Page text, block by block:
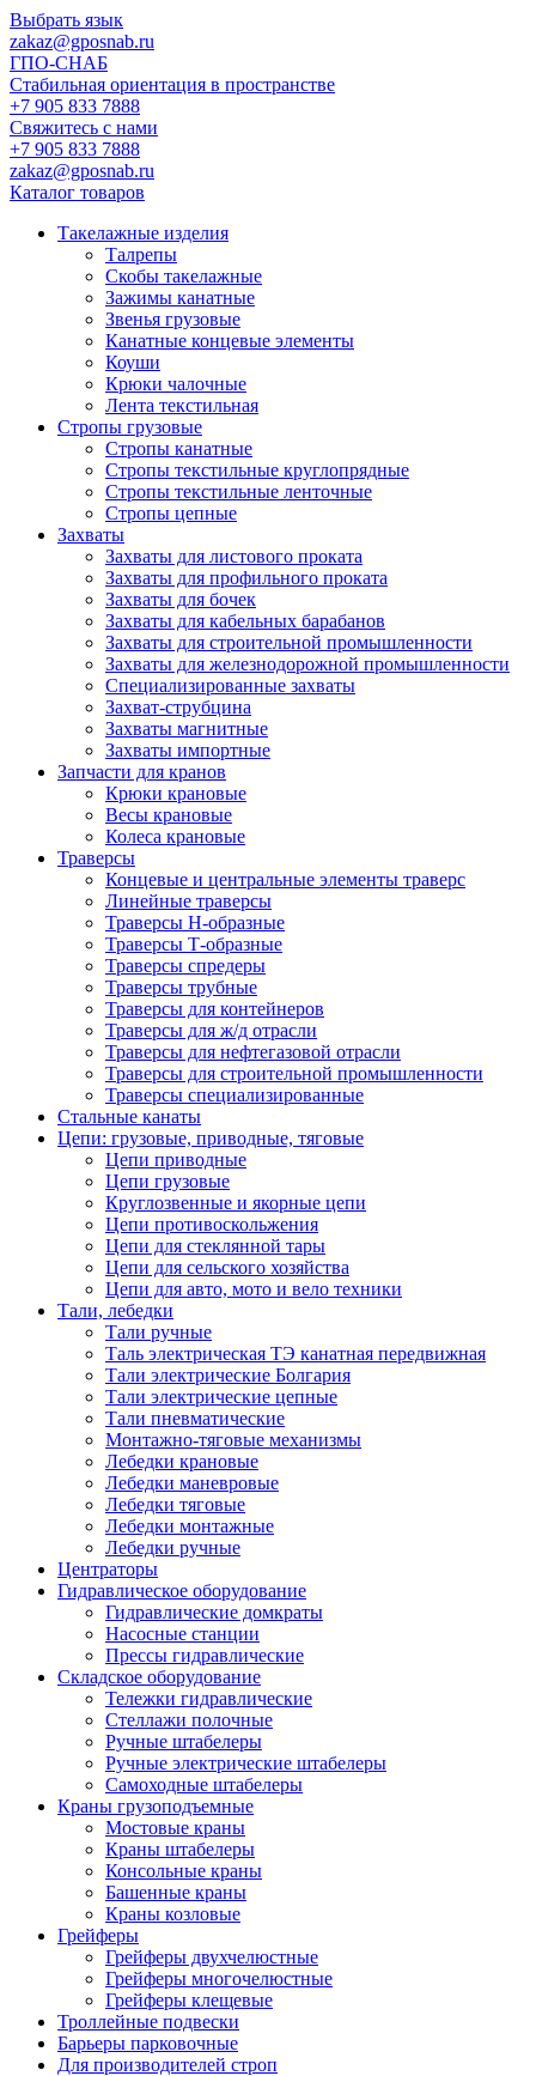
Выбрать язык
zakaz@gposnab.ru
ГПО-СНАБ
Стабильная ориентация в пространстве
+7 905 833 7888
Свяжитесь с нами
+7 905 833 7888
zakaz@gposnab.ru
Каталог товаров
Такелажные изделия
Талрепы
Скобы такелажные
Зажимы канатные
Звенья грузовые
Канатные концевые элементы
Коуши
Крюки чалочные
Лента текстильная
Стропы грузовые
Стропы канатные
Стропы текстильные круглопрядные
Стропы текстильные ленточные
Стропы цепные
Захваты
Захваты для листового проката
Захваты для профильного проката
Захваты для бочек
Захваты для кабельных барабанов
Захваты для строительной промышленности
Захваты для железнодорожной промышленности
Специализированные захваты
Захват-струбцина
Захваты магнитные
Захваты импортные
Запчасти для кранов
Крюки крановые
Весы крановые
Колеса крановые
Траверсы
Концевые и центральные элементы траверс
Линейные траверсы
Траверсы Н-образные
Траверсы Т-образные
Траверсы спредеры
Траверсы трубные
Траверсы для контейнеров
Траверсы для ж/д отрасли
Траверсы для нефтегазовой отрасли
Траверсы для строительной промышленности
Траверсы специализированные
Стальные канаты
Цепи: грузовые, приводные, тяговые
Цепи приводные
Цепи грузовые
Круглозвенные и якорные цепи
Цепи противоскольжения
Цепи для стеклянной тары
Цепи для сельского хозяйства
Цепи для авто, мото и вело техники
Тали, лебедки
Тали ручные
Таль электрическая ТЭ канатная передвижная
Тали электрические Болгария
Тали электрические цепные
Тали пневматические
Монтажно-тяговые механизмы
Лебедки крановые
Лебедки маневровые
Лебедки тяговые
Лебедки монтажные
Лебедки ручные
Центраторы
Гидравлическое оборудование
Гидравлические домкраты
Насосные станции
Прессы гидравлические
Складское оборудование
Тележки гидравлические
Cтеллажи полочные
Ручные штабелеры
Ручные электрические штабелеры
Самоходные штабелеры
Краны грузоподъемные
Мостовые краны
Краны штабелеры
Консольные краны
Башенные краны
Краны козловые
Грейферы
Грейферы двухчелюстные
Грейферы многочелюстные
Грейферы клещевые
Троллейные подвески
Барьеры парковочные
Для производителей строп